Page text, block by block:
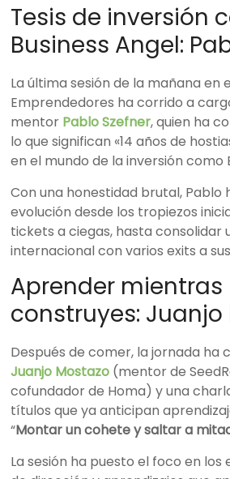
Tesis de inversión
Business Angel:
La última sesión de la mañana en
Emprendedores ha corrido a
mentor Pablo Szefner, quien ha
lo que significan «14 años de
en el mundo de la inversión como
Con una honestidad brutal, Pablo
evolución desde los tropiezos
tickets a ciegas, hasta consolidar
internacional con varios exits a
Aprender mientras
construyes: Juanjo
Después de comer, la jornada ha
Juanjo Mostazo (mentor de
cofundador de Homa) y una
títulos que ya anticipan
“Montar un cohete y saltar a
La sesión ha puesto el foco en los